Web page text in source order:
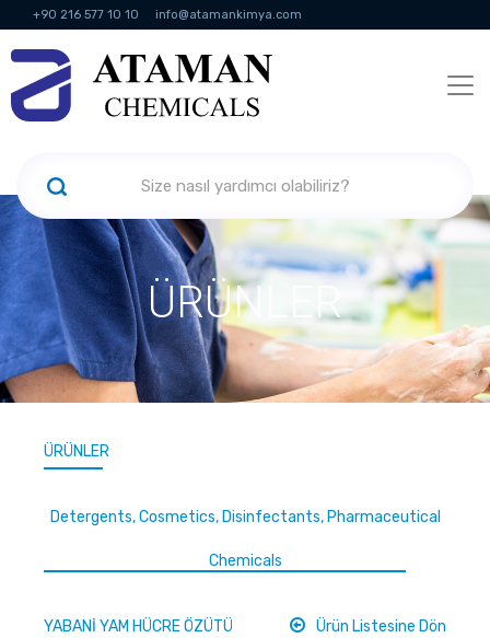
+90 216 577 10 10 info@atamankimya.com
KVKK Politikası Bilgi Toplumu Hizmetleri
ÜRÜNLER
ÜRÜNLER
Detergents, Cosmetics, Disinfectants, Pharmaceutical
Chemicals
YABANİ YAM HÜCRE ÖZÜTÜ Ürün Listesine Dön